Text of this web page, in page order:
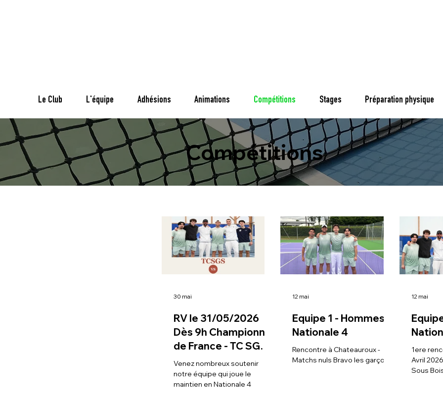
Le Club L'équipe Adhésions Animations Compétitions Stages Préparation physique
Compétitions
RV le 31/05/2026
Dès 9h Championnat
de France - TC SGS -
Bouscat US
Venez nombreux soutenir
notre équipe qui joue le
maintien en Nationale 4
30 mai
Equipe 1 - Hommes
Nationale 4
Rencontre à Chateauroux -
Matchs nuls Bravo les garçons !
12 mai
1ere
Avril
Sous
12 mai